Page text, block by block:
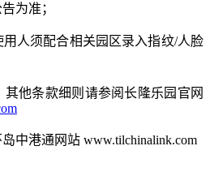
为准；
人须配合相关园区录入指纹/人脸
他条款细则请参阅长隆乐园官网
中港通网站 www.tilchinalink.com